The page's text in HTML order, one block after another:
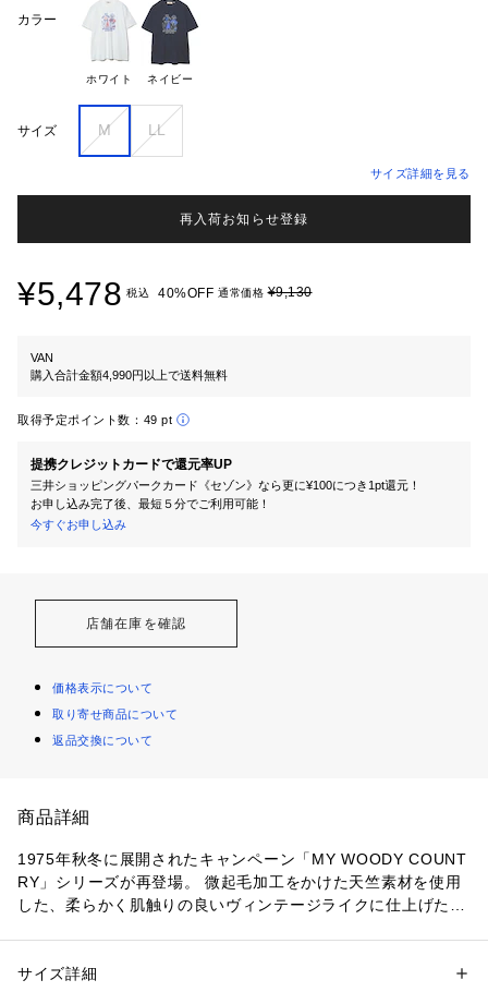
カラー
ホワイト ネイビー
サイズ M LL
サイズ詳細を見る
再入荷お知らせ登録
¥5,478 税込 40%OFF 通常価格¥9,130
VAN
購入合計金額4,990円以上で送料無料
取得予定ポイント数： 49 pt
提携クレジットカードで還元率UP
三井ショッピングパークカード《セゾン》なら更に¥100につき1pt還元！
お申し込み完了後、最短５分でご利用可能！
今すぐお申し込み
店舗在庫を確認
価格表示について
取り寄せ商品について
返品交換について
商品詳細
1975年秋冬に展開されたキャンペーン「MY WOODY COUNT
RY」シリーズが再登場。 微起毛加工をかけた天竺素材を使用
した、柔らかく肌触りの良いヴィンテージライクに仕上げたプ
ャラクターに描き変えた新たなデザインになっています。 レ
性別：メンズ
サイズ詳細